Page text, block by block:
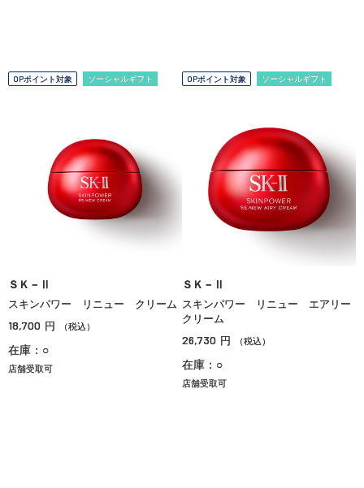
OPポイント対象 ソーシャルギフト
ＳＫ－Ⅱ
スキンパワー リニュー クリーム
18,700 円 （税込）
在庫：○
店舗受取可
OPポイント対象 ソーシャルギフト
ＳＫ－Ⅱ
スキンパワー リニュー エアリー
クリーム
26,730 円 （税込）
在庫：○
店舗受取可